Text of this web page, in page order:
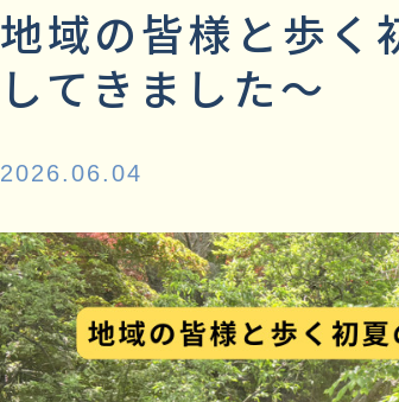
地域の皆様と歩く
してきました～
2026.06.04